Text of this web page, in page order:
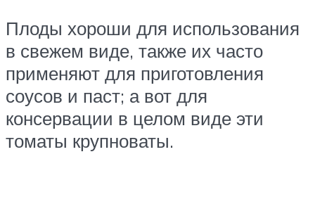
Плоды хороши для использования
в свежем виде, также их часто
применяют для приготовления
соусов и паст; а вот для
консервации в целом виде эти
томаты крупноваты.